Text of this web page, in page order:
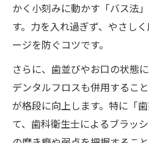
かく小刻みに動かす「バス法
す。力を入れ過ぎず、やさし
ージを防ぐコツです。
さらに、歯並びやお口の状態
デンタルフロスも併用するこ
が格段に向上します。特に「
て、歯科衛生士によるブラッ